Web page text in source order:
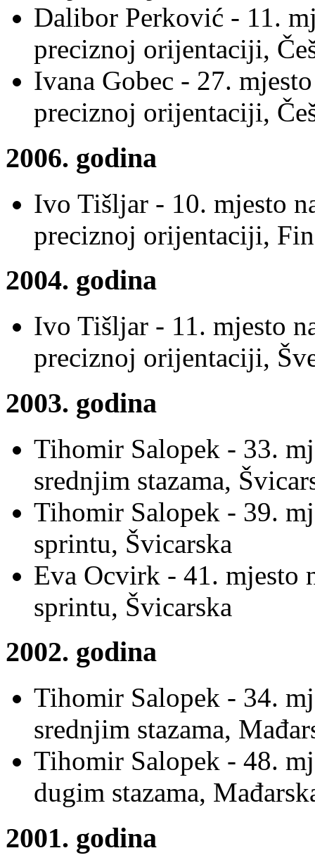
Dalibor Perković - 11.
preciznoj orijentaciji,
Ivana Gobec - 27.
preciznoj orijentaciji,
2006. godina
Ivo Tišljar - 10. mjesto
preciznoj orijentaciji,
2004. godina
Ivo Tišljar - 11. mjesto
preciznoj orijentaciji,
2003. godina
Tihomir Salopek - 33.
srednjim stazama,
Tihomir Salopek - 39.
sprintu, Švicarska
Eva Ocvirk - 41. mjesto
sprintu, Švicarska
2002. godina
Tihomir Salopek - 34.
srednjim stazama,
Tihomir Salopek - 48.
dugim stazama,
2001. godina